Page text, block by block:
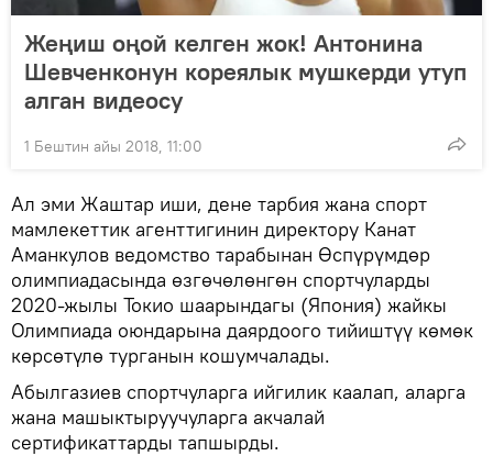
Жеңиш оңой келген жок! Антонина
Шевченконун кореялык мушкерди утуп
алган видеосу
1 Бештин айы 2018, 11:00
Ал эми Жаштар иши, дене тарбия жана спорт
мамлекеттик агенттигинин директору Канат
Аманкулов ведомство тарабынан Өспүрүмдөр
олимпиадасында өзгөчөлөнгөн спортчуларды
2020-жылы Токио шаарындагы (Япония) жайкы
Олимпиада оюндарына даярдоого тийиштүү көмөк
көрсөтүлө турганын кошумчалады.
Абылгазиев спортчуларга ийгилик каалап, аларга
жана машыктыруучуларга акчалай
сертификаттарды тапшырды.